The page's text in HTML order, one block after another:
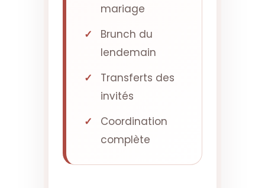
mariage
Brunch du
lendemain
Transferts des
invités
Coordination
complète